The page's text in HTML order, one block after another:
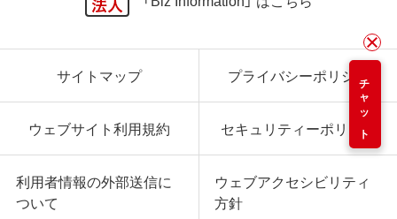
チャット
サイトマップ プライバシーポリシー
ウェブサイト利用規約 セキュリティーポリシー
利用者情報の外部送信に
ついて
ウェブアクセシビリティ
方針